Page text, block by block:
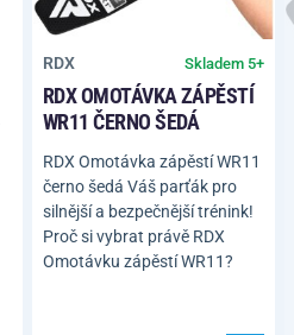
RDX Skladem 5+
RDX OMOTÁVKA ZÁPĚSTÍ
WR11 ČERNO ŠEDÁ
RDX Omotávka zápěstí WR11
černo šedá Váš parťák pro
silnější a bezpečnější trénink!
Proč si vybrat právě RDX
Omotávku zápěstí WR11?